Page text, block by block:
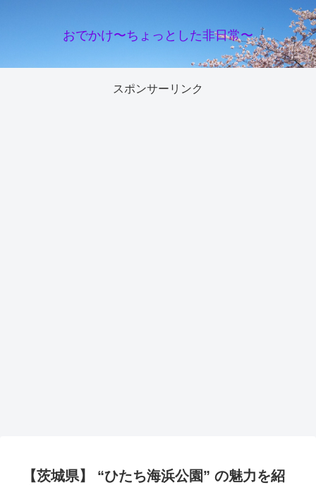
おでかけ〜ちょっとした非日常〜
スポンサーリンク
【茨城県】 “ひたち海浜公園” の魅力を紹